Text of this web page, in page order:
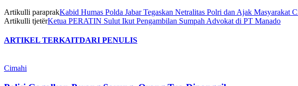
Artikulli paraprakKabid Humas Polda Jabar Tegaskan Netralitas Polri dan Ajak Masyarakat
Artikulli tjetërKetua PERATIN Sulut Ikut Pengambilan Sumpah Advokat di PT Manado
ARTIKEL TERKAITDARI PENULIS
Cimahi